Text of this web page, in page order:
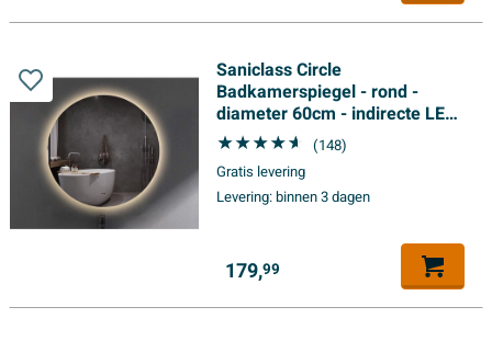
Saniclass Circle
Badkamerspiegel - rond -
diameter 60cm - indirecte LED
verlichting -
spiegelverwarming - infrarood
schakelaar
(148)
Gratis levering
Levering:binnen 3 dagen
179,99